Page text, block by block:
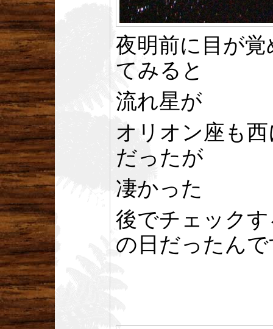
夜明前に目が
てみると
流れ星が
オリオン座も
だったが
凄かった
後でチェック
の日だったん